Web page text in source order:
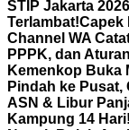
STIP Jakarta
Terlambat!Capek
Channel WA
PPPK, dan
Kemenkop Buka
Pindah ke Pusat,
ASN & Libur
Kampung 14 Hari!